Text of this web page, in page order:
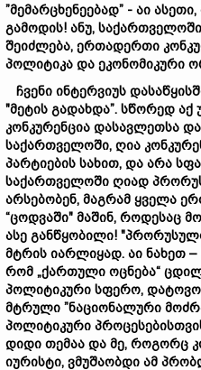
”მემარცხენეებად” - აი ასეთი,
გამოდის! ანუ, საქართველოში
შეიძლება, ერთადერთი
პოლიტიკა და ეკონომიკური
ჩვენი ინტერვიუს
"მეტის გადახდა”. სწორედ აქ
კონკურენცია დასავლეთსა და
საქართველოში, ღია
პარტიების სახით, და არა ს
საქართველოში ღიად
არსებობენ, მაგრამ ყველა
“ცოდვაში" მაშინ, როდესაც
ასე განწყობილი! "პრორუს
მტრის იარლიყად. აი ნახეთ
რომ „ქართული ოცნება“
პოლიტიკური სფერო,
მტრული ”ნაციონალური
პოლიტიკური
დიდი თემაა და მე, როგორც
იურისტი, ვმუშაობდი ამ